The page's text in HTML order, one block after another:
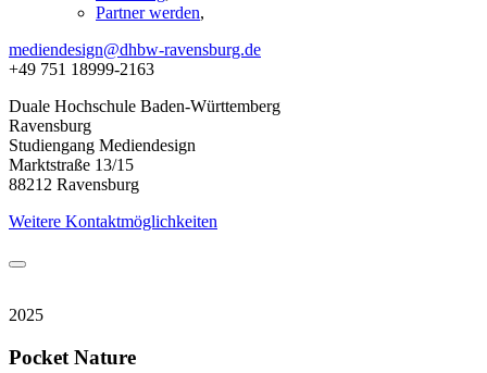
Partner werden,
mediendesign@dhbw-ravensburg.de
+49 751 18999-2163
Duale Hochschule Baden-Württemberg
Ravensburg
Studiengang Mediendesign
Marktstraße 13/15
88212 Ravensburg
Weitere Kontaktmöglichkeiten
2025
Pocket Nature